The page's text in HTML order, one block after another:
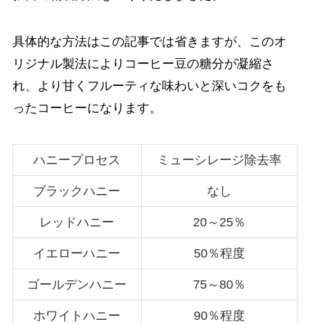
具体的な方法はこの記事では省きますが、このオ
リジナル製法によりコーヒー豆の糖分が凝縮さ
れ、より甘くフルーティな味わいと深いコクをも
ったコーヒーになります。
ハニープロセス ミューシレージ除去率
ブラックハニー なし
レッドハニー 20～25％
イエローハニー 50％程度
ゴールデンハニー 75～80％
ホワイトハニー 90％程度